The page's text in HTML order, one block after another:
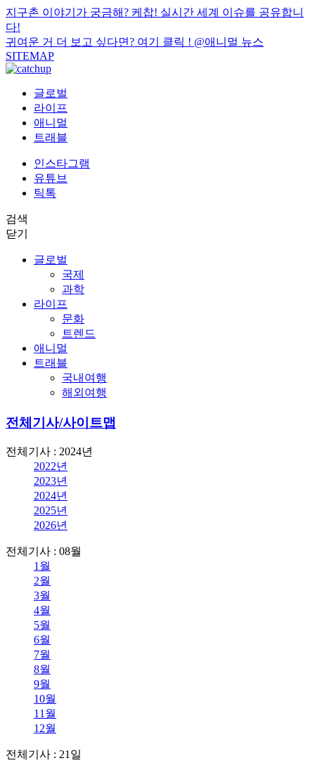
지구촌 이야기가 궁금해? 케찹! 실시간 세계 이슈를 공유합니
다!
귀여운 거 더 보고 싶다면? 여기 클릭 ! @애니멀 뉴스
SITEMAP
글로벌
라이프
애니멀
트래블
인스타그램
유튜브
틱톡
검색
닫기
글로벌
국제
과학
라이프
문화
트렌드
애니멀
트래블
국내여행
해외여행
전체기사/사이트맵
전체기사 : 2024년
2022년
2023년
2024년
2025년
2026년
전체기사 : 08월
1월
2월
3월
4월
5월
6월
7월
8월
9월
10월
11월
12월
전체기사 : 21일